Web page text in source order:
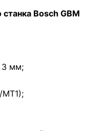
Bosch GBM
3 мм;